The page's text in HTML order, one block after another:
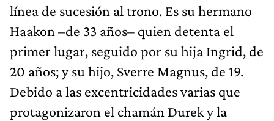
línea de sucesión al trono. Es su hermano
Haakon –de 33 años– quien detenta el
primer lugar, seguido por su hija Ingrid, de
20 años; y su hijo, Sverre Magnus, de 19.
Debido a las excentricidades varias que
protagonizaron el chamán Durek y la